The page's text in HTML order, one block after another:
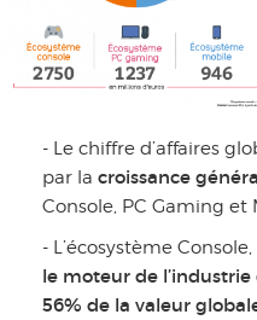
- Le chiffre d’affaires
par la croissance
Console, PC Gaming et
- L’écosystème
le moteur de
56% de la valeur